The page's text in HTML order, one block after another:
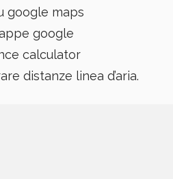
google maps
google
calculator
distanze linea d’aria.